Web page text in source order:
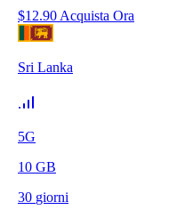
$12.90 Acquista Ora
Sri Lanka
5G
10 GB
30 giorni